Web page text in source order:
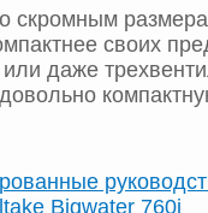
скромным
своих
даже